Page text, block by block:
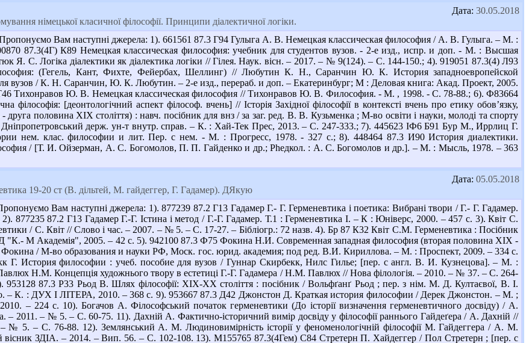
Дата: 30.05.2018
німецької класичної філософії. Принципи діалектичної логіки.
Вам наступні джерела: 1). 661561 87.3 Г94 Гулыга А. В. Немецкая классическая философия / А. В. Гулыга. – М. :
87.3(4Г) К89 Немецкая классическая философия: учебник для студентов вузов. - 2-е изд., испр. и доп. - М. : Высшая
Я. С. Логіка діалектики як діалектика логіки // Гілея. Наук. вісн. – 2017. – № 9(124). – С. 144-150.; 4). 919051 87.3(4) Л93
(Гегель, Кант, Фихте, Фейербах, Шеллинг) // Любутин К. Н., Саранчин Ю. К. История западноевропейской
вузов / К. Н. Саранчин, Ю. К. Любутин. – 2-е изд., перераб. и доп. – Екатеринбург; М : Деловая книга: Акад. Проект, 2005.
Тихонравов Ю. В. Немецкая классическая философия // Тихонравов Ю. В. Философия. - М. , 1998. - С. 78-88.; 6). Ф83664
філософія: [деонтологічний аспект філософ. вчень] // Історія Західної філософії в контексті вчень про етику обов’язку,
друга половина XIX століття) : навч. посібник для внз / за заг. ред. В. В. Кузьменка ; М-во освіти і науки, молоді та спорту
держ. ун-т внутр. справ. – К. : Хай-Тек Прес, 2013. – С. 247-333.; 7). 445623 ІФ6 Б91 Бур М., Иррлиц Г.
нем. клас. философии и лит. Пер. с нем. - М. : Прогресс, 1978. - 327 с.; 8). 448464 87.3 И90 История диалектики.
/ [Т. И. Ойзерман, А. С. Богомолов, П. П. Гайденко и др.; Рhедкол. : А. С. Богомолов и др.]. – М. : Мысль, 1978. – 363
Дата: 05.05.2018
19-20 ст (В. дільтей, М. гайдеггер, Г. Гадамер). ДЯкую
Вам наступні джерела: 1). 877239 87.2 Г13 Гадамер Г.- Г. Герменевтика і поетика: Вибрані твори / Г.- Г. Гадамер.
877235 87.2 Г13 Гадамер Г.-Г. Істина і метод / Г.-Г. Гадамер. Т.1 : Герменевтика І. – К : Юніверс, 2000. – 457 с. 3). Квіт С.
/ С. Квіт // Слово і час. – 2007. – № 5. – С. 17-27. – Бібліогр.: 72 назв. 4). Бр 87 К32 Квіт С.М. Герменевтика : Посібник
"К.- М Академія", 2005. – 42 с. 5). 942100 87.3 Ф75 Фокина Н.И. Современная западная философия (вторая половина XIX -
/ М-во образования и науки РФ, Моск. гос. юрид. академия; под ред. В.И. Кириллова. – М. : Проспект, 2009. – 334 с.
Г. История философии : учеб. пособие для вузов / Гуннар Скирбекк, Нилс Гилье; [пер. с англ. В. И. Кузнецова]. – М. :
Н.М. Концепція художнього твору в естетиці Г.-Г. Гадамера / Н.М. Павлюх // Нова філологія. – 2010. – № 37. – С. 264-
953128 87.3 Р33 Рьод В. Шлях філософії: ХІХ-ХХ століття : посібник / Вольфґанґ Рьод ; пер. з нім. М. Д. Култаєвої, В. І.
– К. : ДУХ І ЛІТЕРА, 2010. – 368 с. 9). 953667 87.3 Д42 Джонстон Д. Краткая история философии / Дерек Джонстон. – М. ;
– 224 с. 10). Богачов А. Філософський початок герменевтики (До історії визначення герменевтичного досвіду) / А.
– 2011. – № 5. – С. 60-75. 11). Дахній А. Фактично-історичний вимір досвіду у філософії раннього Гайдеґера / А. Дахній //
№ 5. – С. 76-88. 12). Землянський А. М. Людиновимірність історії у феноменологічній філософії М. Гайдеггера / А. М.
вісник ЗДІА. – 2014. – Вип. 56. – С. 102-108. 13). М155765 87.3(4Гем) С84 Стретерн П. Хайдеггер / Пол Стретерн ; [пер. с